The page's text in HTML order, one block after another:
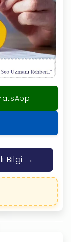
Bilgi →